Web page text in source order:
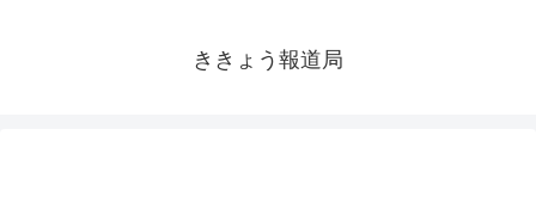
ききょう報道局